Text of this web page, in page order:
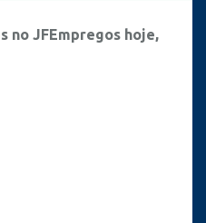
no JFEmpregos hoje,